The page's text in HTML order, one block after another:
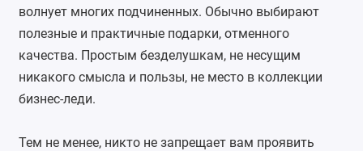
волнует многих подчиненных. Обычно выбирают
полезные и практичные подарки, отменного
качества. Простым безделушкам, не несущим
никакого смысла и пользы, не место в коллекции
бизнес-леди.
Тем не менее, никто не запрещает вам проявить